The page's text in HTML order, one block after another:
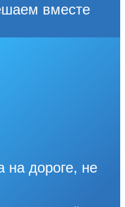
вместе
на дороге, не